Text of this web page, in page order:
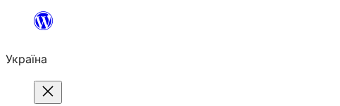
Перейти
вмісту
Україна